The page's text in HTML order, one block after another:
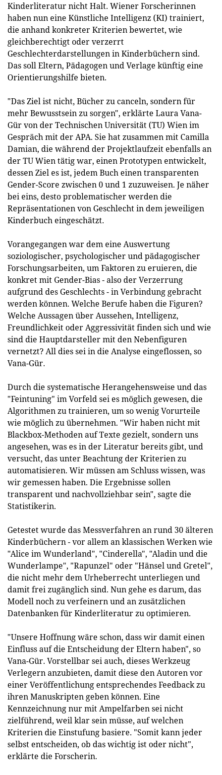
Kinderliteratur nicht Halt. Wiener Forscherinnen
haben nun eine Künstliche Intelligenz (KI) trainiert,
die anhand konkreter Kriterien bewertet, wie
gleichberechtigt oder verzerrt
Geschlechterdarstellungen in Kinderbüchern sind.
Das soll Eltern, Pädagogen und Verlage künftig eine
Orientierungshilfe bieten.
"Das Ziel ist nicht, Bücher zu canceln, sondern für
mehr Bewusstsein zu sorgen", erklärte Laura Vana-
Gür von der Technischen Universität (TU) Wien im
Gespräch mit der APA. Sie hat zusammen mit Camilla
Damian, die während der Projektlaufzeit ebenfalls an
der TU Wien tätig war, einen Prototypen entwickelt,
dessen Ziel es ist, jedem Buch einen transparenten
Gender-Score zwischen 0 und 1 zuzuweisen. Je näher
bei eins, desto problematischer werden die
Repräsentationen von Geschlecht in dem jeweiligen
Kinderbuch eingeschätzt.
Vorangegangen war dem eine Auswertung
soziologischer, psychologischer und pädagogischer
Forschungsarbeiten, um Faktoren zu eruieren, die
konkret mit Gender-Bias - also der Verzerrung
aufgrund des Geschlechts - in Verbindung gebracht
werden können. Welche Berufe haben die Figuren?
Welche Aussagen über Aussehen, Intelligenz,
Freundlichkeit oder Aggressivität finden sich und wie
sind die Hauptdarsteller mit den Nebenfiguren
vernetzt? All dies sei in die Analyse eingeflossen, so
Vana-Gür.
Durch die systematische Herangehensweise und das
"Feintuning" im Vorfeld sei es möglich gewesen, die
Algorithmen zu trainieren, um so wenig Vorurteile
wie möglich zu übernehmen. "Wir haben nicht mit
Blackbox-Methoden auf Texte gezielt, sondern uns
angesehen, was es in der Literatur bereits gibt, und
versucht, das unter Beachtung der Kriterien zu
automatisieren. Wir müssen am Schluss wissen, was
wir gemessen haben. Die Ergebnisse sollen
transparent und nachvollziehbar sein", sagte die
Statistikerin.
Getestet wurde das Messverfahren an rund 30 älteren
Kinderbüchern - vor allem an klassischen Werken wie
"Alice im Wunderland", "Cinderella", "Aladin und die
Wunderlampe", "Rapunzel" oder "Hänsel und Gretel",
die nicht mehr dem Urheberrecht unterliegen und
damit frei zugänglich sind. Nun gehe es darum, das
Modell noch zu verfeinern und an zusätzlichen
Datenbanken für Kinderliteratur zu optimieren.
"Unsere Hoffnung wäre schon, dass wir damit einen
Einfluss auf die Entscheidung der Eltern haben", so
Vana-Gür. Vorstellbar sei auch, dieses Werkzeug
Verlegern anzubieten, damit diese den Autoren vor
einer Veröffentlichung entsprechendes Feedback zu
ihren Manuskripten geben können. Eine
Kennzeichnung nur mit Ampelfarben sei nicht
zielführend, weil klar sein müsse, auf welchen
Kriterien die Einstufung basiere. "Somit kann jeder
selbst entscheiden, ob das wichtig ist oder nicht",
erklärte die Forscherin.